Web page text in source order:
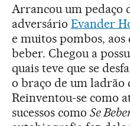
Arrancou um pedaço
adversário Evander
e muitos pombos,
beber. Chegou a
quais teve que se
o braço de um ladrão
Reinventou-se como
sucessos como Se